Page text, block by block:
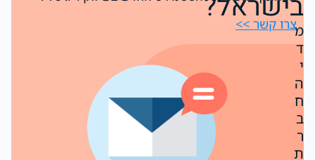
צרו קשר >>מ
ד
י
ה
ח
ב
ר
ת